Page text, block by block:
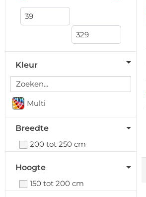
Kleur
Multi
Breedte
200 tot 250 cm
Hoogte
150 tot 200 cm